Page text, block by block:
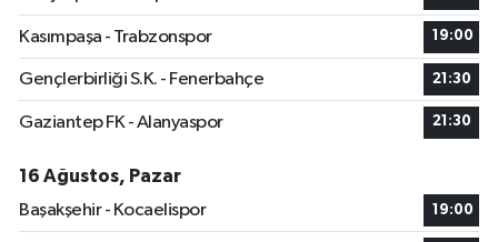
Kasımpaşa - Trabzonspor 19:00
Gençlerbirliği S.K. - Fenerbahçe 21:30
Gaziantep FK - Alanyaspor 21:30
16 Ağustos, Pazar
Başakşehir - Kocaelispor
19:00